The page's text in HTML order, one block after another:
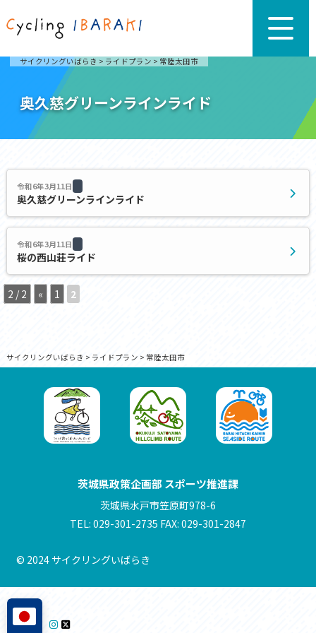
サイクリングいばらき > ライドプラン > 常陸太田市
奥久慈グリーンラインライド
令和6年3月11日
奥久慈グリーンラインライド
令和6年3月11日
桜の西山荘ライド
2 / 2 « 1 2
サイクリングいばらき > ライドプラン > 常陸太田市
茨城県政策企画部 スポーツ推進課
茨城県水戸市笠原町978-6
TEL: 029-301-2735 FAX: 029-301-2847
© 2024 サイクリングいばらき